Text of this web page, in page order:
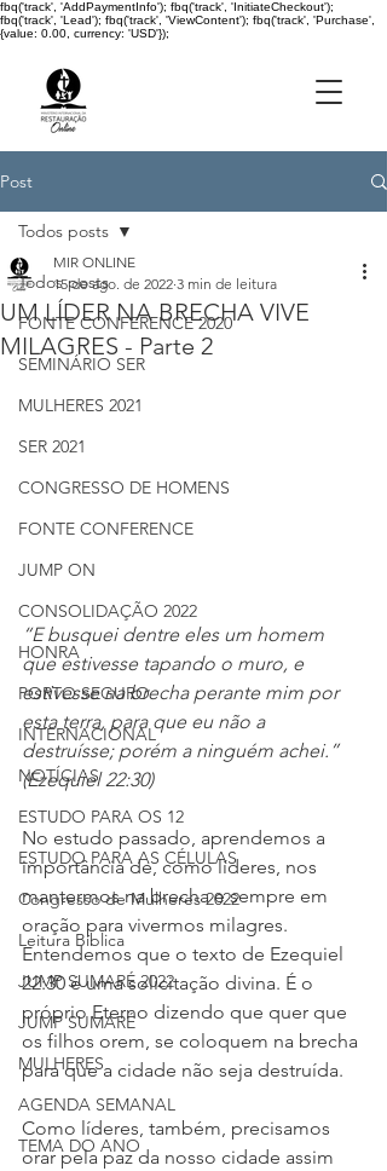
fbq('track', 'AddPaymentInfo'); fbq('track', 'InitiateCheckout');
fbq('track', 'Lead'); fbq('track', 'ViewContent'); fbq('track', 'Purchase',
{value: 0.00, currency: 'USD'});
Post
Todos posts
FONTE CONFERENCE 2020
SEMINÁRIO SER
MULHERES 2021
SER 2021
CONGRESSO DE HOMENS
FONTE CONFERENCE
JUMP ON
CONSOLIDAÇÃO 2022
HONRA
PORTO SEGURO
INTERNACIONAL
NOTÍCIAS
ESTUDO PARA OS 12
ESTUDO PARA AS CÉLULAS
Congresso de Mulheres 2022
Leitura Bíblica
JUMP SUMARÉ 2022
JUMP SUMARÉ
MULHERES
AGENDA SEMANAL
TEMA DO ANO
Todos posts
UM LÍDER NA BRECHA VIVE
MILAGRES - Parte 2
MIR ONLINE
15 de ago. de 2022 3 min de leitura
“E busquei dentre eles um homem
que estivesse tapando o muro, e
estivesse na brecha perante mim por
esta terra, para que eu não a
destruísse; porém a ninguém achei.”
(Ezequiel 22:30)
No estudo passado, aprendemos a
importância de, como líderes, nos
mantermos na brecha e sempre em
oração para vivermos milagres.
Entendemos que o texto de Ezequiel
22:30 é uma solicitação divina. É o
próprio Eterno dizendo que quer que
os filhos orem, se coloquem na brecha
para que a cidade não seja destruída.
Como líderes, também, precisamos
orar pela paz da nosso cidade assim